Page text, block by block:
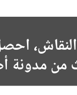
من مدونة